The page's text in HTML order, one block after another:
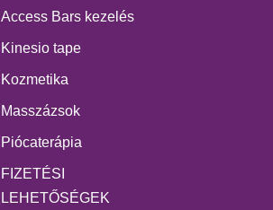
Access Bars kezelés
Kinesio tape
Kozmetika
Masszázsok
Piócaterápia
FIZETÉSI
LEHETŐSÉGEK